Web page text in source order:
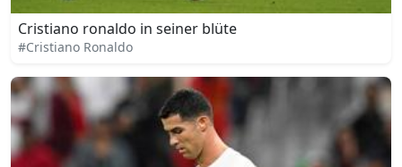
Cristiano ronaldo in seiner blüte
#Cristiano Ronaldo